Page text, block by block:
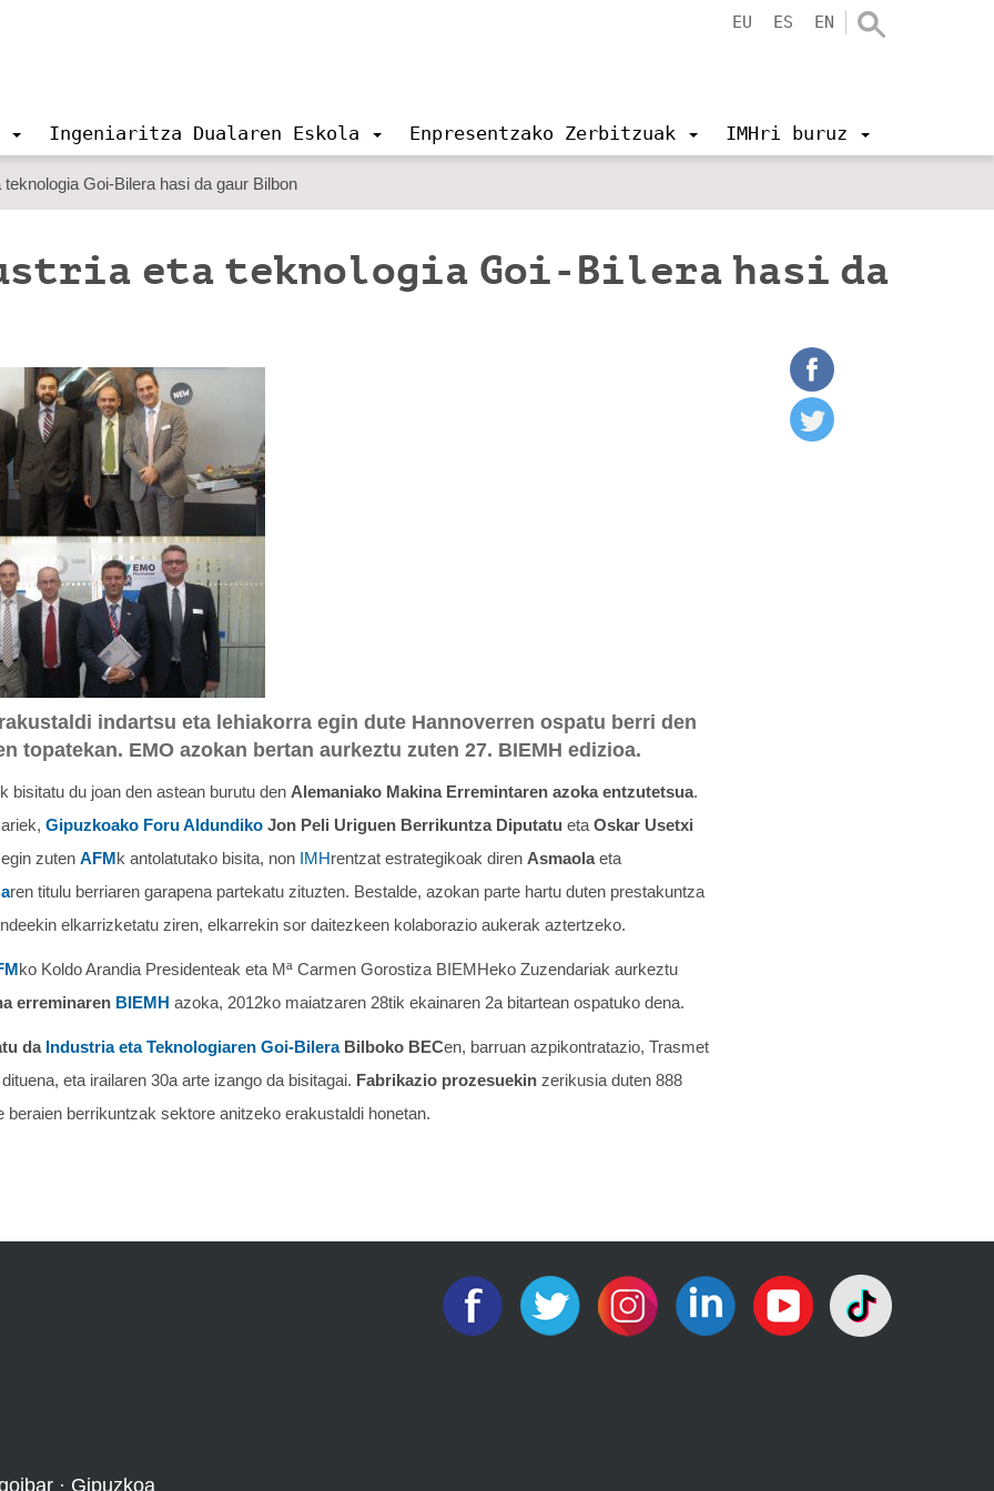
EU ES EN
Ingeniaritza Dualaren Eskola Enpresentzako Zerbitzuak IMHri buruz
Goi-Bilera hasi da gaur Bilbon
eta teknologia Goi-Bilera hasi da
indartsu eta lehiakorra egin dute Hannoverren ospatu berri den
topatekan. EMO azokan bertan aurkeztu zuten 27. BIEMH edizioa.
bisitatu du joan den astean burutu den Alemaniako Makina Erremintaren azoka entzutetsua.
Gipuzkoako Foru Aldundiko Jon Peli Uriguen Berrikuntza Diputatu eta Oskar Usetxi
zuten AFMk antolatutako bisita, non IMHrentzat estrategikoak diren Asmaolaeta
ren titulu berriaren garapena partekatu zituzten. Bestalde, azokan parte hartu duten prestakuntza
elkarrizketatu ziren, elkarrekin sor daitezkeen kolaborazio aukerak aztertzeko.
ko Koldo Arandia Presidenteak eta Mª Carmen Gorostiza BIEMHeko Zuzendariak aurkeztu
erreminaren BIEMH azoka, 2012ko maiatzaren 28tik ekainaren 2a bitartean ospatuko dena.
da Industria eta Teknologiaren Goi-BileraBilboko BECen, barruan azpikontratazio, Trasmet
eta irailaren 30a arte izango da bisitagai. Fabrikazio prozesuekin zerikusia duten 888
berrikuntzak sektore anitzeko erakustaldi honetan.
· Gipuzkoa